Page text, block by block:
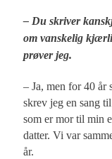
– Du skriver
om vanskelig
prøver jeg.
– Ja, men for 40 år
skrev jeg en sang
som er mor til min
datter. Vi var
år.